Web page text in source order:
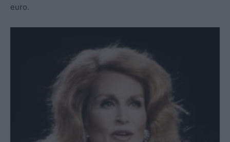
euro.